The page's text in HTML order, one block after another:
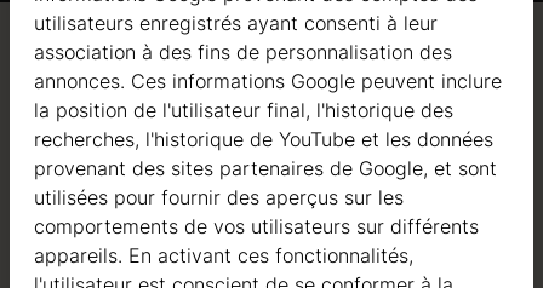
Qualité / garantie / conseil
Qualité
Nous sommes actifs dans le domaine de la fabrication
de structures en bois depuis 2004. Au cours de ces
avant
en
utilisateurs enregistrés ayant consenti à leur
association à des fins de personnalisation des
annonces. Ces informations Google peuvent inclure
la position de l'utilisateur final, l'historique des
recherches, l'historique de YouTube et les données
provenant des sites partenaires de Google, et sont
utilisées pour fournir des aperçus sur les
comportements de vos utilisateurs sur différents
appareils. En activant ces fonctionnalités,